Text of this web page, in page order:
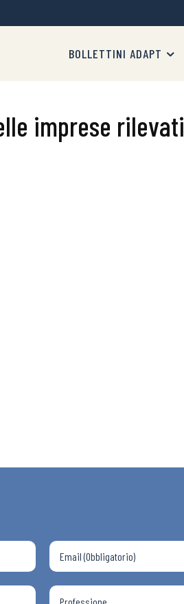
BOLLETTINI ADAPT
imprese